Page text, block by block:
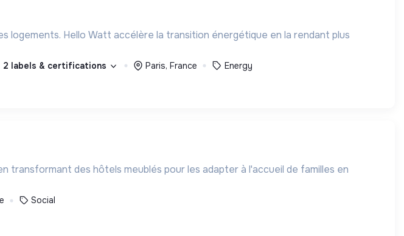
logements. Hello Watt accélère la transition énergétique en la rendant plus
2 labels & certifications Paris, France Energy
transformant des hôtels meublés pour les adapter à l'accueil de familles en
Social